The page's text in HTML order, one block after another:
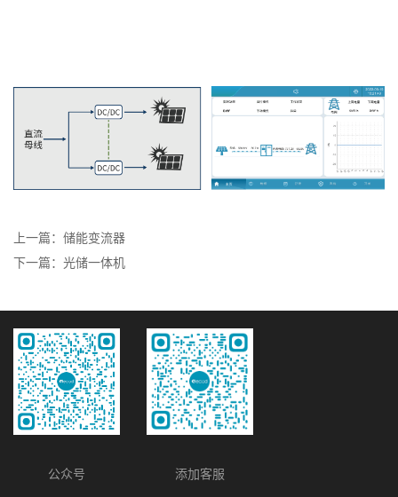
上一篇：储能变流器
下一篇：光储一体机
公众号 添加客服